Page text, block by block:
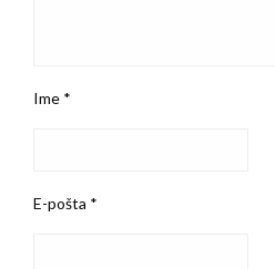
Ime *
E-pošta *